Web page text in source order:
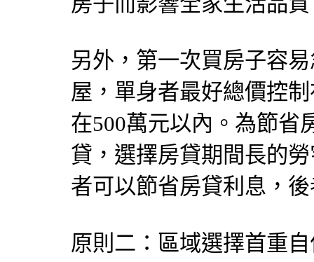
另外，第一次買房子容
屋，單身者最好總價控
在500萬元以內。為節省
貸，選擇房貸期間長的
者可以節省房貸利息，
原則二：區域選擇首重